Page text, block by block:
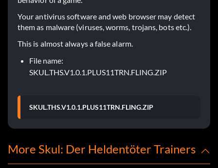
Your antivirus software and web browser may detect
them as malware (viruses, worms, trojans, bots etc.).
This is almost always a false alarm.
File name:
SKUL.THS.V1.0.1.PLUS11TRN.FLING.ZIP
SKUL.THS.V1.0.1.PLUS11TRN.FLING.ZIP
More Skul: Der Heldentöter Trainers